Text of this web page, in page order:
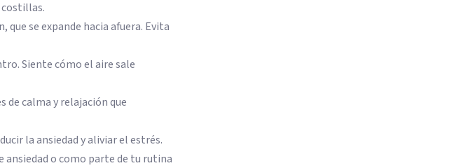
se expande hacia afuera. Evita
Siente cómo el aire sale
de calma y relajación que
la ansiedad y aliviar el estrés.
ansiedad o como parte de tu rutina